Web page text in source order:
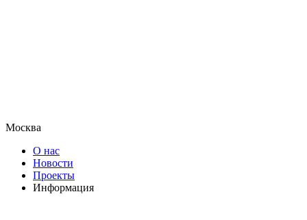
Москва
О нас
Новости
Проекты
Информация